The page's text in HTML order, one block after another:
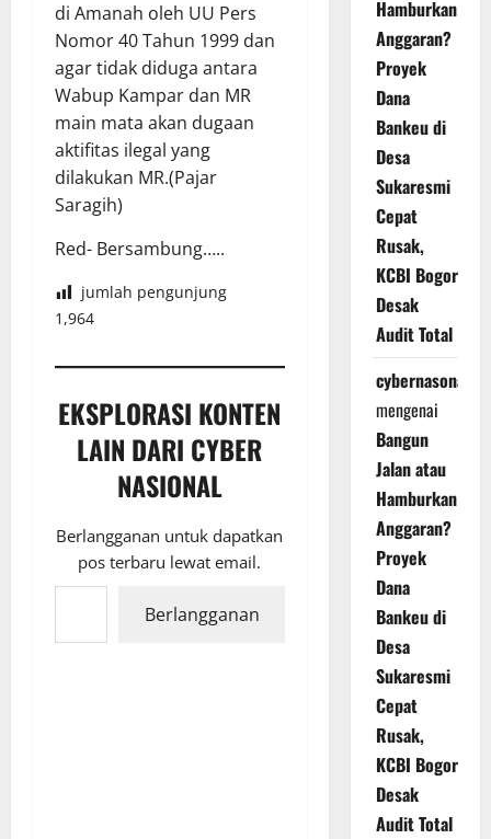
di Amanah oleh UU Pers
Nomor 40 Tahun 1999 dan
agar tidak diduga antara
Wabup Kampar dan MR
main mata akan dugaan
aktifitas ilegal yang
dilakukan MR.(Pajar
Saragih)
Red- Bersambung…..
jumlah pengunjung
1,964
EKSPLORASI KONTEN
LAIN DARI CYBER
NASIONAL
Berlangganan untuk dapatkan
pos terbaru lewat email.
Ketikkan email Anda...
Berlangganan
Hamburkan
Anggaran?
Proyek
Dana
Bankeu di
Desa
Sukaresmi
Cepat
Rusak,
KCBI Bogor
Desak
Audit Total
cybernasonal
mengenai
Bangun
Jalan atau
Hamburkan
Anggaran?
Proyek
Dana
Bankeu di
Desa
Sukaresmi
Cepat
Rusak,
KCBI Bogor
Desak
Audit Total